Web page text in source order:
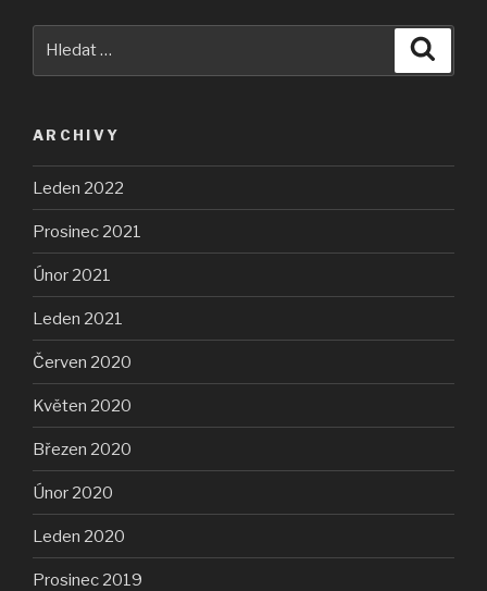
ARCHIVY
Leden 2022
Prosinec 2021
Únor 2021
Leden 2021
Červen 2020
Květen 2020
Březen 2020
Únor 2020
Leden 2020
Prosinec 2019